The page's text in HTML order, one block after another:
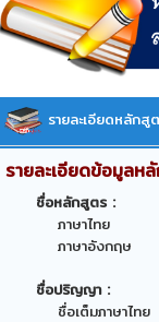
รายละเอียดหลักสู
รายละเอียดข้อมูลห
ชื่อหลักสูตร :
ภาษาไทย
ภาษาอังกฤษ
ชื่อปริญญา :
ชื่อเต็มภาษาไทย